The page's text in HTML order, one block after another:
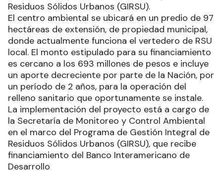
Residuos Sólidos Urbanos (GIRSU).
El centro ambiental se ubicará en un predio de 97
hectáreas de extensión, de propiedad municipal,
donde actualmente funciona el vertedero de RSU
local. El monto estipulado para su financiamiento
es cercano a los 693 millones de pesos e incluye
un aporte decreciente por parte de la Nación, por
un período de 2 años, para la operación del
relleno sanitario que oportunamente se instale.
La implementación del proyecto está a cargo de
la Secretaría de Monitoreo y Control Ambiental
en el marco del Programa de Gestión Integral de
Residuos Sólidos Urbanos (GIRSU), que recibe
financiamiento del Banco Interamericano de
Desarrollo